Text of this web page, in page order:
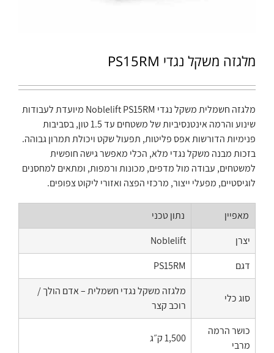
מלגזה משקל נגדי PS15RM
מלגזה חשמלית משקל נגדי Noblelift PS15RM מיועדת לעבודות
שינוע והרמה אינטנסיביות של משטחים עד 1.5 טון, בסביבות
פנימיות הדורשות אפס פליטות, תפעול שקט ויכולת תמרון גבוהה.
בזכות מבנה משקל נגדי מלא, הכלי מאפשר גישה חופשית
למשטחים, עבודה מול מדפים, מכונות ורמפות, ומתאים למחסנים
לוגיסטיים, מפעלי ייצור, מרכזי הפצה ואזורי ליקוט צפופים.
מאפיין
נתון טכני
יצרן
Noblelift
דגם
PS15RM
סוג כלי
מלגזה משקל נגדי חשמלית – אדם הולך /
רוכב קצר
כושר הרמה
מרבי
1,500 ק״ג